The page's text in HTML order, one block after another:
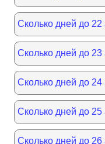
Сколько дней до 22
Сколько дней до 23
Сколько дней до 24
Сколько дней до 25
Сколько дней до 26